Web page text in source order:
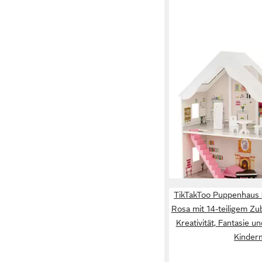
KOMFOTTEU
Puppenhaus
Räumen & Möbelset,
cm
50,99 €
UVP 90,99 €
-44%
lieferbar - in 5-6
TikTakToo
Rosa mit 14-teiligem
Kreativität, Fantasie
Kindern